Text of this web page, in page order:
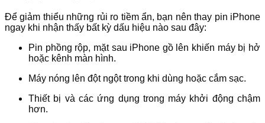
Để giảm thiểu những rủi ro tiềm ẩn, bạn nên thay pin iPhone
ngay khi nhận thấy bất kỳ dấu hiệu nào sau đây:
Pin phồng rộp, mặt sau iPhone gồ lên khiến máy bị hở
hoặc kênh màn hình.
Máy nóng lên đột ngột trong khi dùng hoặc cắm sạc.
Thiết bị và các ứng dụng trong máy khởi động chậm
hơn.